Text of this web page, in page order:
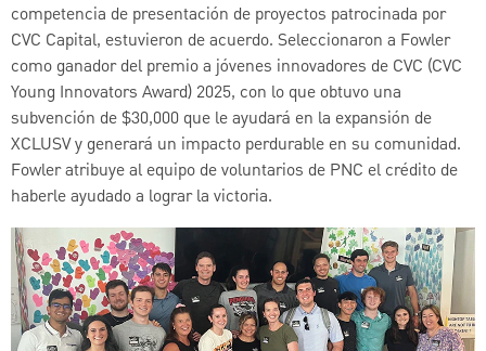
competencia de presentación de proyectos patrocinada por
CVC Capital, estuvieron de acuerdo. Seleccionaron a Fowler
como ganador del premio a jóvenes innovadores de CVC (CVC
Young Innovators Award) 2025, con lo que obtuvo una
subvención de $30,000 que le ayudará en la expansión de
XCLUSV y generará un impacto perdurable en su comunidad.
Fowler atribuye al equipo de voluntarios de PNC el crédito de
haberle ayudado a lograr la victoria.